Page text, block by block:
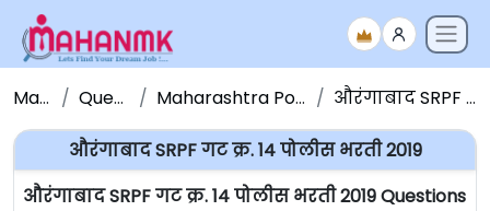
Maha NMK Question Papers Maharashtra Police Bharati Question Paper औरंगाबाद SRPF गट क्र. 14 पोलीस भरती 2019
औरंगाबाद SRPF गट क्र. 14 पोलीस भरती 2019
औरंगाबाद SRPF गट क्र. 14 पोलीस भरती 2019 Questions